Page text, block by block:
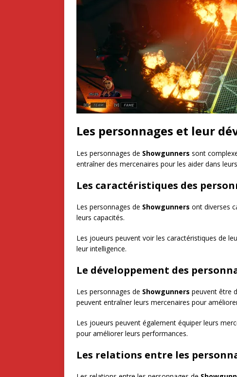
Les personnages et leur
Les personnages de Showgunners sont
entraîner des mercenaires pour les aider dans
Les caractéristiques des
Les personnages de Showgunners ont diverses
leurs capacités.
Les joueurs peuvent voir les caractéristiques de
leur intelligence.
Le développement des
Les personnages de Showgunners peuvent être
peuvent entraîner leurs mercenaires pour
Les joueurs peuvent également équiper leurs
pour améliorer leurs performances.
Les relations entre les